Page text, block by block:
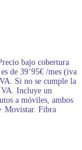
bajo cobertura
de 39’95€ /mes (iva
Si no se cumple la
Incluye un
a móviles, ambos
Movistar. Fibra